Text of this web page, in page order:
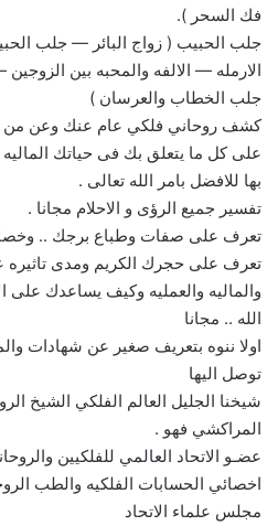
فك السحر ).
جلب الحبيب ( زواج البائر — جلب
الارمله — الالفه والمحبه بين
جلب الخطاب والعرسان )
كشف روحاني فلكي عام عنك وعن من
على كل ما يتعلق بك فى حياتك الماليه
بها للافضل بامر الله تعالى .
تفسير جميع الرؤى و الاحلام مجانا .
تعرف على صفات وطباع برجك ..
تعرف على حجرك الكريم ومدى تاثيره
والماليه والعمليه وكيف يساعدك على
الله .. مجانا
اولا ننوه بتعريف صغير عن شهادات
توصل اليها
شيخنا الجليل العالم الفلكي الشيخ
المراكشي فهو .
عضـو الاتحاد العالمي للفلكيين
اخصائي الحسابات الفلكيه والطب
مجلس علماء الاتحاد